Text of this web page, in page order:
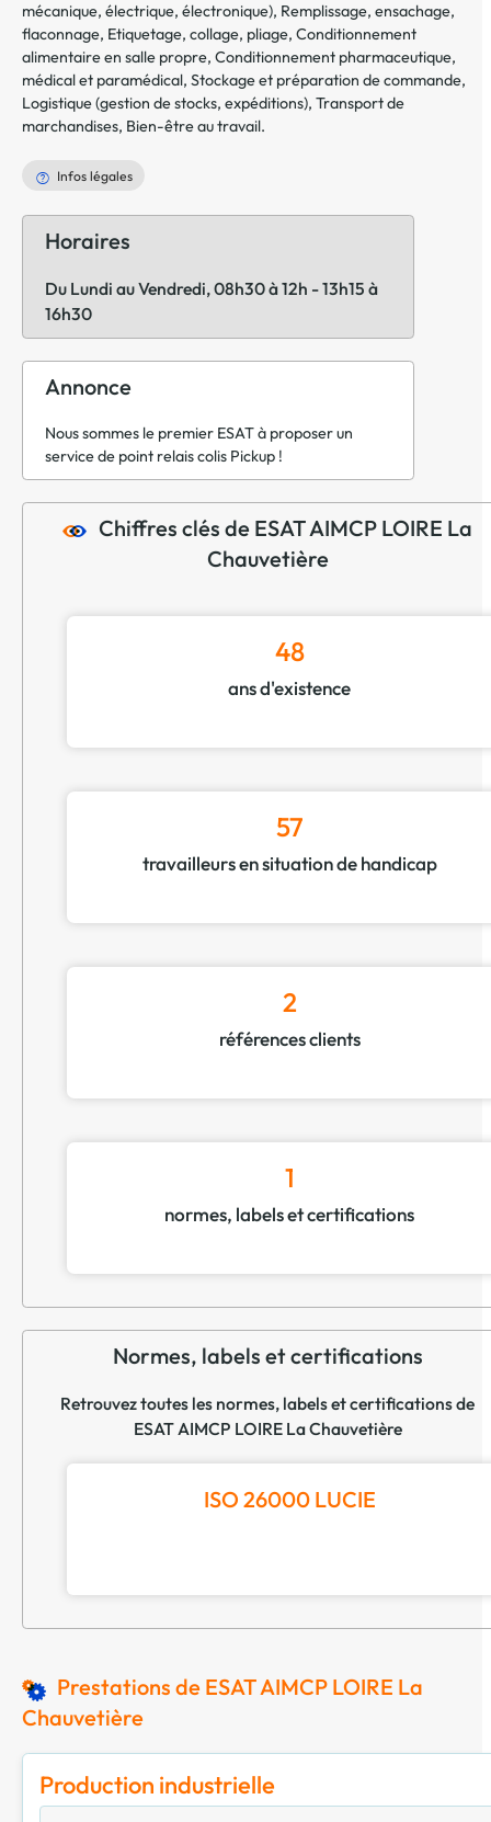
mécanique, électrique, électronique), Remplissage, ensachage,
flaconnage, Etiquetage, collage, pliage, Conditionnement
alimentaire en salle propre, Conditionnement pharmaceutique,
médical et paramédical, Stockage et préparation de commande,
Logistique (gestion de stocks, expéditions), Transport de
marchandises, Bien-être au travail.
Infos légales
Horaires
Du Lundi au Vendredi, 08h30 à 12h - 13h15 à
16h30
Annonce
Nous sommes le premier ESAT à proposer un
service de point relais colis Pickup !
Chiffres clés de ESAT AIMCP LOIRE La
Chauvetière
48
ans d'existence
57
travailleurs en situation de handicap
2
références clients
1
normes, labels et certifications
Normes, labels et certifications
Retrouvez toutes les normes, labels et certifications de
ESAT AIMCP LOIRE La Chauvetière
ISO 26000 LUCIE
Prestations de ESAT AIMCP LOIRE La
Chauvetière
Production industrielle